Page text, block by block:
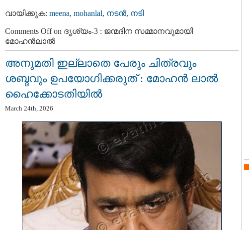
വായിക്കുക: meena, mohanlal, നടന്‍, നടി
Comments Offon ദൃശ്യം-3 : ജന്മദിന സമ്മാനവുമായി
മോഹൻലാൽ
അനുമതി ഇല്ലാതെ പേരും ചിത്രവും
ശബ്ദവും ഉപയോഗിക്കരുത് : മോഹന്‍ ലാല്‍
ഹൈക്കോടതിയിൽ
March 24th, 2026